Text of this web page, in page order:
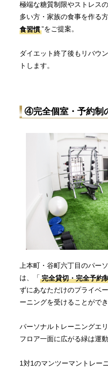
極端な糖質制限やストレス
多い方・家族の食事を作る
食習慣”をご提案。
ダイエット終了後もリバウ
トします。
④完全個室・予約制
上本町・谷町六丁目のパー
は、「 完全貸切・完全予約
ずにあなただけのプライベ
ーニングを受けることができ
パーソナルトレーニングエ
フロア一面に広がる緑は運
1対1のマンツーマントレー